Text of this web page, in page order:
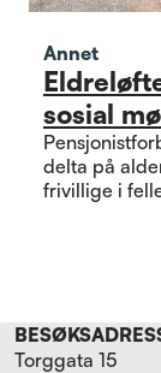
Annet
sosial
delta på
frivillige i
Torggata 15